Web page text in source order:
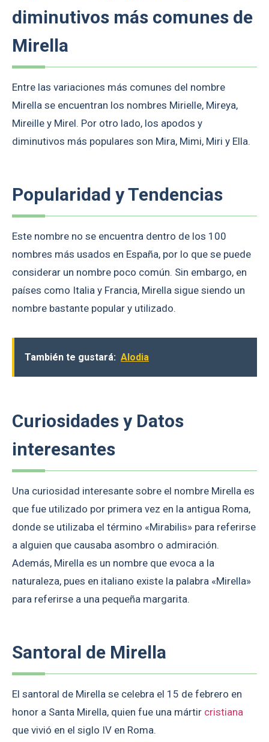
diminutivos más comunes de
Mirella
Entre las variaciones más comunes del nombre
Mirella se encuentran los nombres Mirielle, Mireya,
Mireille y Mirel. Por otro lado, los apodos y
diminutivos más populares son Mira, Mimi, Miri y Ella.
Popularidad y Tendencias
Este nombre no se encuentra dentro de los 100
nombres más usados en España, por lo que se puede
considerar un nombre poco común. Sin embargo, en
países como Italia y Francia, Mirella sigue siendo un
nombre bastante popular y utilizado.
También te gustará: Alodia
Curiosidades y Datos
interesantes
Una curiosidad interesante sobre el nombre Mirella es
que fue utilizado por primera vez en la antigua Roma,
donde se utilizaba el término «Mirabilis» para referirse
a alguien que causaba asombro o admiración.
Además, Mirella es un nombre que evoca a la
naturaleza, pues en italiano existe la palabra «Mirella»
para referirse a una pequeña margarita.
Santoral de Mirella
El santoral de Mirella se celebra el 15 de febrero en
honor a Santa Mirella, quien fue una mártir cristiana
que vivió en el siglo IV en Roma.